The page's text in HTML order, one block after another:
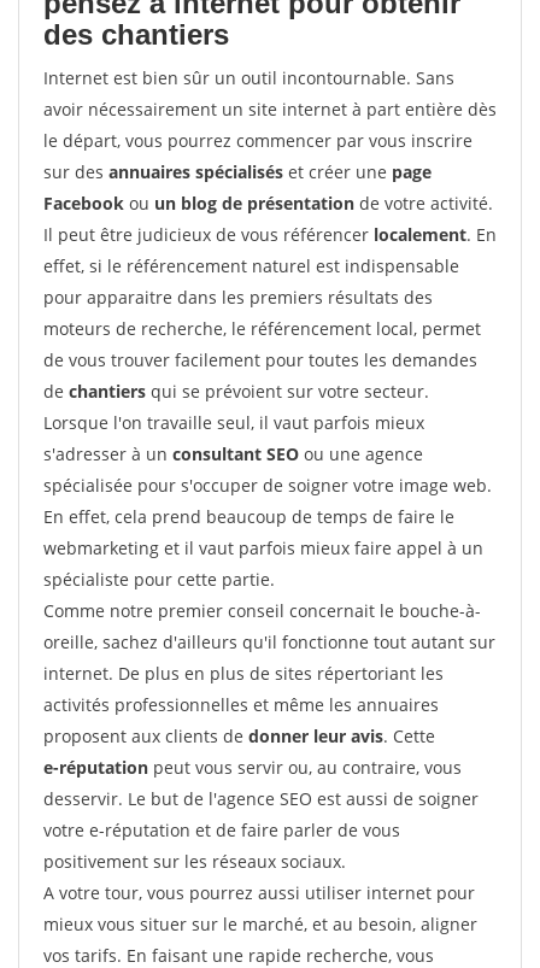
des chantiers
Internet est bien sûr un outil incontournable. Sans
avoir nécessairement un site internet à part entière dès
le départ, vous pourrez commencer par vous inscrire
sur des annuaires spécialisés et créer une page
Facebook ou un blog de présentation de votre activité.
Il peut être judicieux de vous référencer localement. En
effet, si le référencement naturel est indispensable
pour apparaitre dans les premiers résultats des
moteurs de recherche, le référencement local, permet
de vous trouver facilement pour toutes les demandes
de chantiers qui se prévoient sur votre secteur.
Lorsque l'on travaille seul, il vaut parfois mieux
s'adresser à un consultant SEO ou une agence
spécialisée pour s'occuper de soigner votre image web.
En effet, cela prend beaucoup de temps de faire le
webmarketing et il vaut parfois mieux faire appel à un
spécialiste pour cette partie.
Comme notre premier conseil concernait le bouche-à-
oreille, sachez d'ailleurs qu'il fonctionne tout autant sur
internet. De plus en plus de sites répertoriant les
activités professionnelles et même les annuaires
proposent aux clients de donner leur avis. Cette
e-réputation peut vous servir ou, au contraire, vous
desservir. Le but de l'agence SEO est aussi de soigner
votre e-réputation et de faire parler de vous
positivement sur les réseaux sociaux.
A votre tour, vous pourrez aussi utiliser internet pour
mieux vous situer sur le marché, et au besoin, aligner
vos tarifs. En faisant une rapide recherche, vous